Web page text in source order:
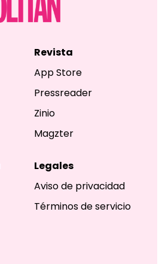
Revista
App Store
Pressreader
Zinio
Magzter
Legales
Aviso de privacidad
Términos de servicio